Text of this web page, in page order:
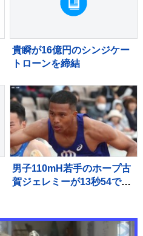
貴瞬が16億円のシンジケー
トローンを締結
男子110mH若手のホープ古
賀ジェレミーが13秒54で準
世界陸上】